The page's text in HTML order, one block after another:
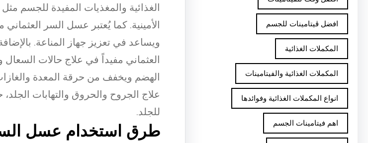
افضل ڤيتامينات للجسم
المكملات الغذائية
المكملات الغذائية والفيتامينات
انواع المكملات الغذائية وفوائدها
اهم فيتامينات الجسم
الغذائية والمغذيات المفيدة للجسم
الأمينية. كما يُعتبر عسل السر العثماني
ويساعد في تعزيز جهاز المناعة.
العثماني مفيداً في علاج حالات السعال
الهضم ويخفف من حرقة المعدة
علاج الجروح والحروق والتهابات
للجلد.
طرق استخدام عسل